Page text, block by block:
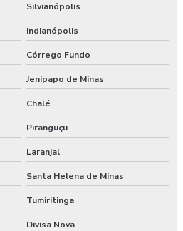
Silvianópolis
Indianópolis
Córrego Fundo
Jenipapo de Minas
Chalé
Piranguçu
Laranjal
Santa Helena de Minas
Tumiritinga
Divisa Nova